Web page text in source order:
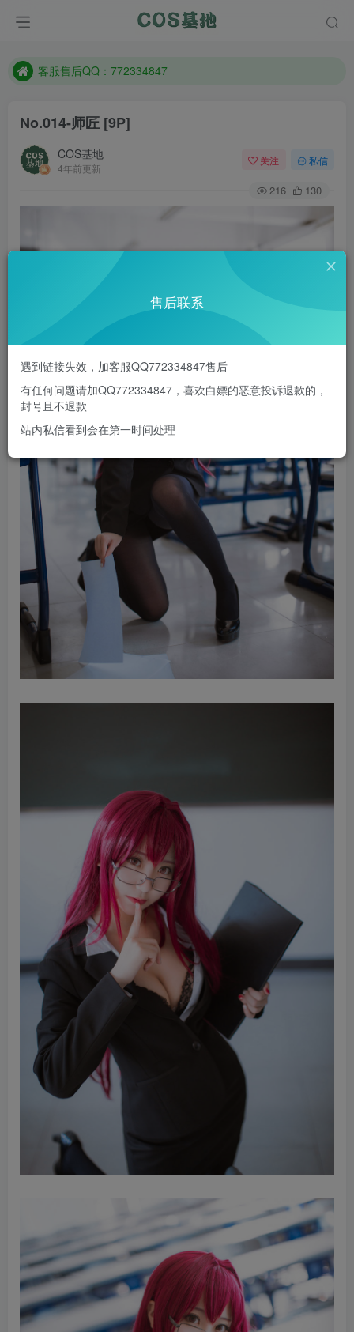
遇到任何问题加客服QQ：772334847
客服售后QQ：772334847
防失联：百度搜索《一七天佳》，实时查看最新站点。
No.014-师匠 [9P]
COS基地
4年前更新
关注 私信
216 130
售后联系
遇到链接失效，加客服QQ772334847售后
有任何问题请加QQ772334847，喜欢白嫖的恶意投诉退款的，
封号且不退款
站内私信看到会在第一时间处理